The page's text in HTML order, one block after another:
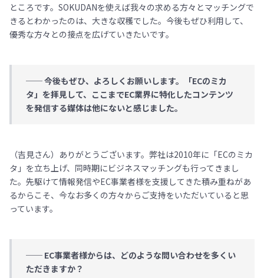
ところです。SOKUDANを使えば我々の求める方々とマッチングで
きるとわかったのは、大きな収穫でした。今後もぜひ利用して、
優秀な方々との接点を広げていきたいです。
── 今後もぜひ、よろしくお願いします。「ECのミカ
タ」を拝見して、ここまでEC業界に特化したコンテンツ
を発信する媒体は他にないと感じました。
（吉見さん）ありがとうございます。弊社は2010年に「ECのミカ
タ」を立ち上げ、同時期にビジネスマッチングも行ってきまし
た。先駆けて情報発信やEC事業者様を支援してきた積み重ねがあ
るからこそ、今なお多くの方々からご支持をいただいていると思
っています。
── EC事業者様からは、どのような問い合わせを多くい
ただきますか？